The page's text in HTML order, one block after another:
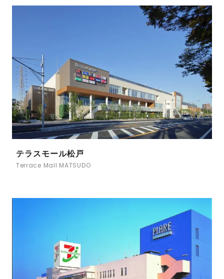
テラスモール松戸
Terrace Mall MATSUDO